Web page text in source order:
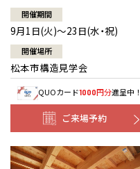
開催期間
9月1日(火)～23日(水・祝)
開催場所
松本市構造見学会
QUOカード1000円分進呈中！
ご来場予約